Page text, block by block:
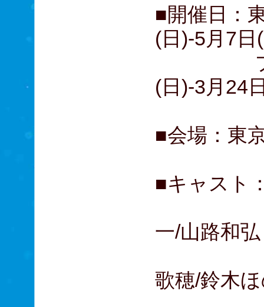
■開催日：
(日)-5月7日
プレ
(日)-3月
■会場：東
■キャスト
一/山路和弘
歌穂/鈴木